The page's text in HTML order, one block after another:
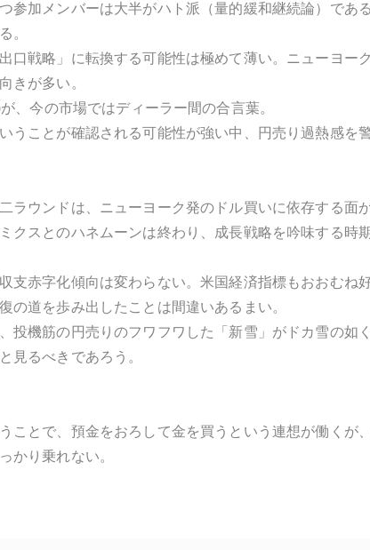
参加メンバーは大半がハト派（量的緩和継続論）であ
。
口戦略」に転換する可能性は極めて薄い。ニューヨー
きが多い。
、今の市場ではディーラー間の合言葉。
うことが確認される可能性が強い中、円売り過熱感を
ウンドは、ニューヨーク発のドル買いに依存する面が
クスとのハネムーンは終わり、成長戦略を吟味する時
支赤字化傾向は変わらない。米国経済指標もおおむね
の道を歩み出したことは間違いあるまい。
投機筋の円売りのフワフワした「新雪」がドカ雪の如
見るべきであろう。
ことで、預金をおろして金を買うという連想が働くが
かり乗れない。